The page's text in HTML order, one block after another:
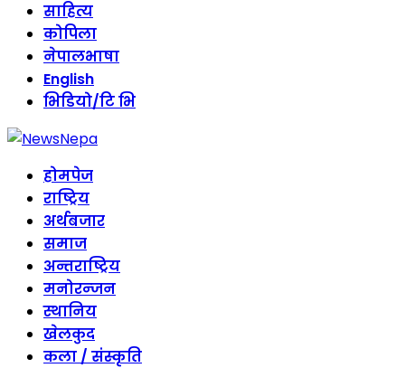
साहित्य
कोपिला
नेपालभाषा
English
भिडियो/टि भि
होमपेज
राष्ट्रिय
अर्थबजार
समाज
अन्तराष्ट्रिय
मनोरन्जन
स्थानिय
खेलकुद
कला / संस्कृति